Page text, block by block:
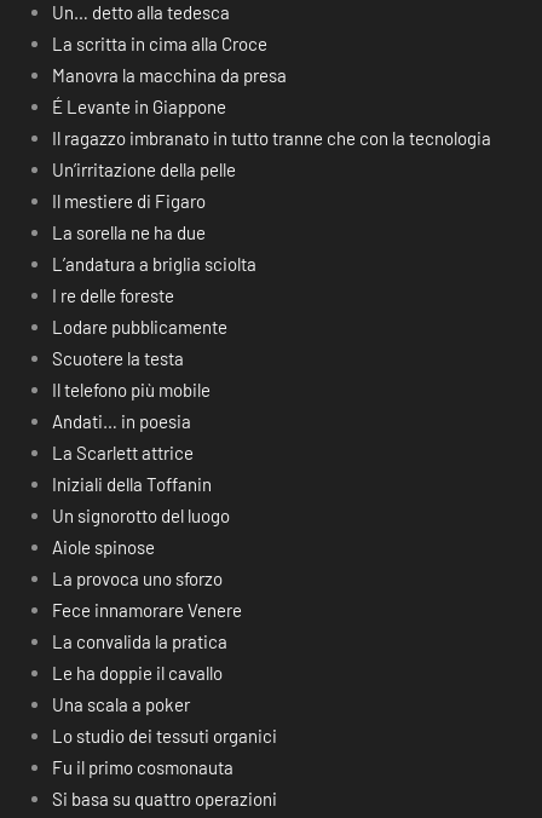
Un… detto alla tedesca
La scritta in cima alla Croce
Manovra la macchina da presa
É Levante in Giappone
Il ragazzo imbranato in tutto tranne che con la tecnologia
Un’irritazione della pelle
Il mestiere di Figaro
La sorella ne ha due
L’andatura a briglia sciolta
I re delle foreste
Lodare pubblicamente
Scuotere la testa
Il telefono più mobile
Andati… in poesia
La Scarlett attrice
Iniziali della Toffanin
Un signorotto del luogo
Aiole spinose
La provoca uno sforzo
Fece innamorare Venere
La convalida la pratica
Le ha doppie il cavallo
Una scala a poker
Lo studio dei tessuti organici
Fu il primo cosmonauta
Si basa su quattro operazioni